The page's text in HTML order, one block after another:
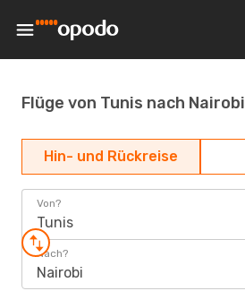
Flüge von Tunis nach Nairobi
Hin- und Rückreise
Von?
Tunis
Nach?
Nairobi